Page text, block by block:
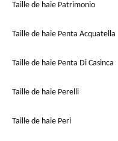
Taille de haie Patrimonio
Taille de haie Penta Acquatella
Taille de haie Penta Di Casinca
Taille de haie Perelli
Taille de haie Peri